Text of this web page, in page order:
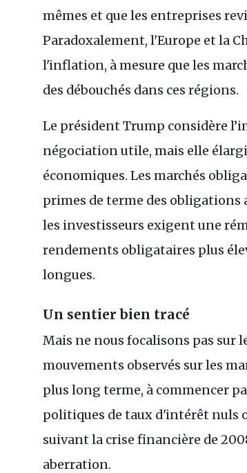
mêmes et que les entreprises
Paradoxalement, l'Europe et la
l'inflation, à mesure que les
des débouchés dans ces régions.
Le président Trump considère
négociation utile, mais elle
économiques. Les marchés
primes de terme des
les investisseurs exigent une
rendements obligataires plus
longues.
Un sentier bien tracé
Mais ne nous focalisons pas sur
mouvements observés sur les
plus long terme, à commencer
politiques de taux d'intérêt nuls
suivant la crise financière de
aberration.